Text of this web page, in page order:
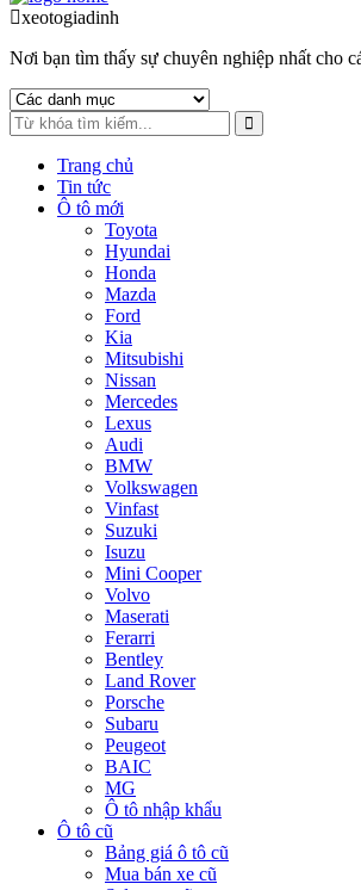
to
toxeotogiadinh
Nơi bạn tìm thấy sự chuyên nghiệp nhất cho
Trang chủ
Tin tức
Ô tô mới
Toyota
Hyundai
Honda
Mazda
Ford
Kia
Mitsubishi
Nissan
Mercedes
Lexus
Audi
BMW
Volkswagen
Vinfast
Suzuki
Isuzu
Mini Cooper
Volvo
Maserati
Ferarri
Bentley
Land Rover
Porsche
Subaru
Peugeot
BAIC
MG
Ô tô nhập khẩu
Ô tô cũ
Bảng giá ô tô cũ
Mua bán xe cũ